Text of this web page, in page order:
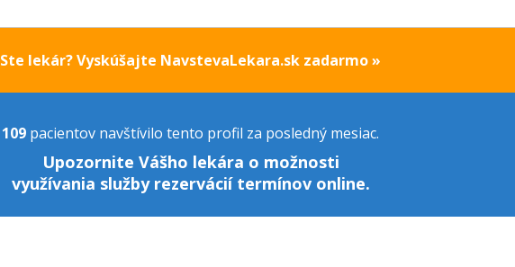
Ste lekár? Vyskúšajte NavstevaLekara.sk zadarmo »
109 pacientov navštívilo tento profil za posledný mesiac.
Upozornite Vášho lekára o možnosti
využívania služby rezervácií termínov online.